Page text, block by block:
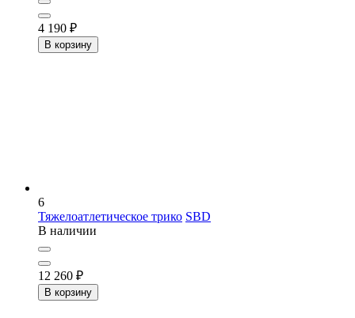
4 190 ₽
В корзину
6
Тяжелоатлетическое трико SBD
В наличии
12 260 ₽
В корзину